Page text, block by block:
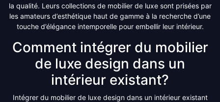
la qualité. Leurs collections de mobilier de luxe sont prisées par
les amateurs d’esthétique haut de gamme à la recherche d’une
touche d’élégance intemporelle pour embellir leur intérieur.
Comment intégrer du mobilier
de luxe design dans un
intérieur existant?
Intégrer du mobilier de luxe design dans un intérieur existant